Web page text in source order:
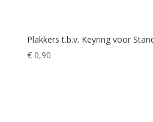
Plakkers t.b.v. Keyring voor
€0,90